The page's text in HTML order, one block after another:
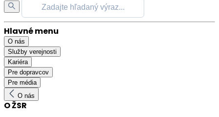
Hlavné menu
O nás
Služby verejnosti
Kariéra
Pre dopravcov
Pre média
O nás
O ŽSR